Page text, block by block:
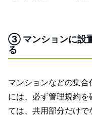
③ マンションに設
る
マンションなどの集
には、必ず管理規約
ては、共用部分だけ